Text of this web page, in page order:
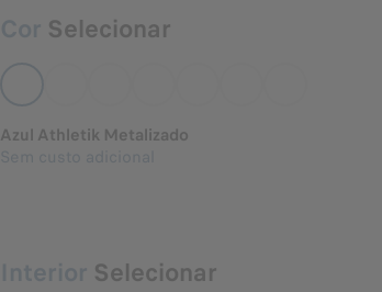
Selecionar
Azul Athletik Metalizado
Selecionar